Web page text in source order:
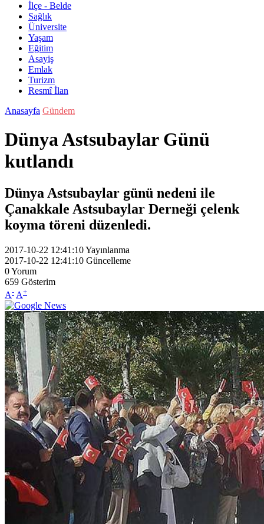
İlçe - Belde
Sağlık
Üniversite
Yaşam
Eğitim
Asayiş
Emlak
Turizm
Resmî İlan
Anasayfa Gündem
Dünya Astsubaylar Günü
kutlandı
Dünya Astsubaylar günü nedeni ile
Çanakkale Astsubaylar Derneği çelenk
koyma töreni düzenledi.
2017-10-22 12:41:10Yayınlanma
2017-10-22 12:41:10 Güncelleme
0Yorum
659 Gösterim
A- A+